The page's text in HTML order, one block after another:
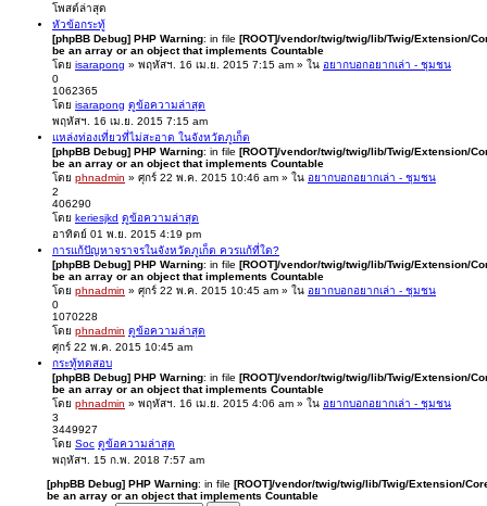
โพสต์ล่าสุด
หัวข้อกระทู้
[phpBB Debug] PHP Warning: in file [ROOT]/vendor/twig/twig/lib/Twig/Extension/
be an array or an object that implements Countable
โดย isarapong » พฤหัสฯ. 16 เม.ย. 2015 7:15 am » ใน อยากบอกอยากเล่า - ชุมชน
0
1062365
โดย isarapong ดูข้อความล่าสุด
พฤหัสฯ. 16 เม.ย. 2015 7:15 am
แหล่งท่องเที่ยวที่ไม่สะอาด ในจังหวัดภูเก็ต
[phpBB Debug] PHP Warning: in file [ROOT]/vendor/twig/twig/lib/Twig/Extension/
be an array or an object that implements Countable
โดย phnadmin » ศุกร์ 22 พ.ค. 2015 10:46 am » ใน อยากบอกอยากเล่า - ชุมชน
2
406290
โดย keriesjkd ดูข้อความล่าสุด
อาทิตย์ 01 พ.ย. 2015 4:19 pm
การแก้ปัญหาจราจรในจังหวัดภูเก็ต ควรแก้ที่ใด?
[phpBB Debug] PHP Warning: in file [ROOT]/vendor/twig/twig/lib/Twig/Extension/
be an array or an object that implements Countable
โดย phnadmin » ศุกร์ 22 พ.ค. 2015 10:45 am » ใน อยากบอกอยากเล่า - ชุมชน
0
1070228
โดย phnadmin ดูข้อความล่าสุด
ศุกร์ 22 พ.ค. 2015 10:45 am
กระทู้ทดสอบ
[phpBB Debug] PHP Warning: in file [ROOT]/vendor/twig/twig/lib/Twig/Extension/
be an array or an object that implements Countable
โดย phnadmin » พฤหัสฯ. 16 เม.ย. 2015 4:06 am » ใน อยากบอกอยากเล่า - ชุมชน
3
3449927
โดย Soc ดูข้อความล่าสุด
พฤหัสฯ. 15 ก.พ. 2018 7:57 am
[phpBB Debug] PHP Warning: in file [ROOT]/vendor/twig/twig/lib/Twig/Extension/
be an array or an object that implements Countable